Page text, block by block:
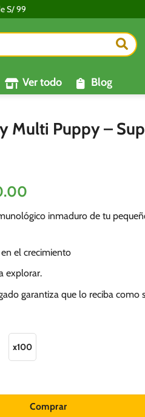
S/ 99
Ver todo Blog
Multi Puppy –
precios:
S/.
hasta
S/.
inmaduro de tu
el crecimiento
explorar.
garantiza que lo reciba como
x100
Suplemento para perros cantidad
Comprar